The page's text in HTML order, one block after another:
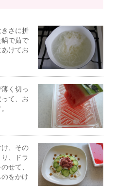
さに折
鍋で茹で
けてお
く切っ
て、お
、その
、ドラ
せて、
をかけ